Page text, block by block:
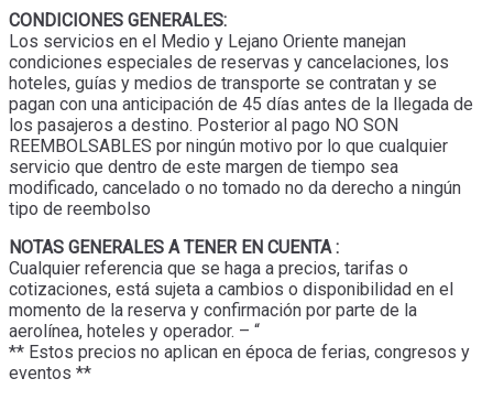
CONDICIONES GENERALES:
Los servicios en el Medio y Lejano Oriente manejan
condiciones especiales de reservas y cancelaciones, los
hoteles, guías y medios de transporte se contratan y se
pagan con una anticipación de 45 días antes de la llegada de
los pasajeros a destino. Posterior al pago NO SON
REEMBOLSABLES por ningún motivo por lo que cualquier
servicio que dentro de este margen de tiempo sea
modificado, cancelado o no tomado no da derecho a ningún
tipo de reembolso
NOTAS GENERALES A TENER EN CUENTA :
Cualquier referencia que se haga a precios, tarifas o
cotizaciones, está sujeta a cambios o disponibilidad en el
momento de la reserva y confirmación por parte de la
aerolínea, hoteles y operador. – “
** Estos precios no aplican en época de ferias, congresos y
eventos **